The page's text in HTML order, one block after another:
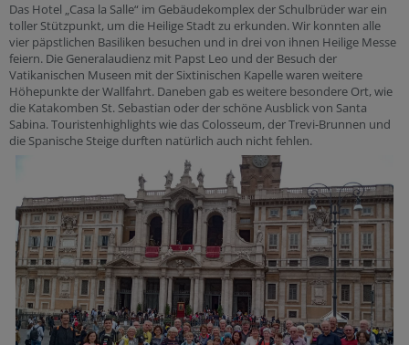
Das Hotel „Casa la Salle“ im Gebäudekomplex der Schulbrüder war ein
toller Stützpunkt, um die Heilige Stadt zu erkunden. Wir konnten alle
vier päpstlichen Basiliken besuchen und in drei von ihnen Heilige Messe
feiern. Die Generalaudienz mit Papst Leo und der Besuch der
Vatikanischen Museen mit der Sixtinischen Kapelle waren weitere
Höhepunkte der Wallfahrt. Daneben gab es weitere besondere Ort, wie
die Katakomben St. Sebastian oder der schöne Ausblick von Santa
Sabina. Touristenhighlights wie das Colosseum, der Trevi-Brunnen und
die Spanische Steige durften natürlich auch nicht fehlen.